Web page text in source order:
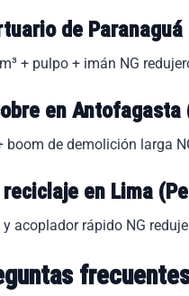
de
+ pulpo + imán NG
en Antofagasta
boom de demolición larga
reciclaje en Lima
y acoplador rápido NG